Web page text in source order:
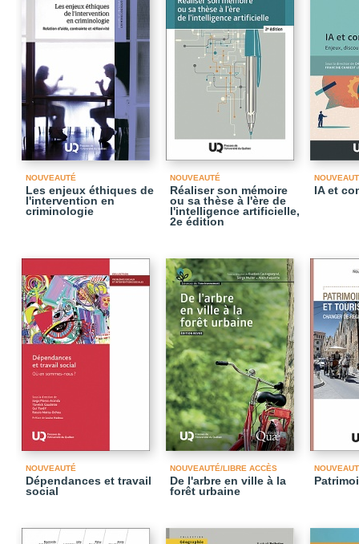
NOUVEAUTÉ
Les enjeux éthiques de
l'intervention en
criminologie
NOUVEAUTÉ
Réaliser son mémoire
ou sa thèse à l'ère de
l'intelligence artificielle,
2e édition
IA et
NOUVEAUTÉ
Dépendances et travail
social
NOUVEAUTÉ/LIBRE ACCÈS
De l'arbre en ville à la
forêt urbaine